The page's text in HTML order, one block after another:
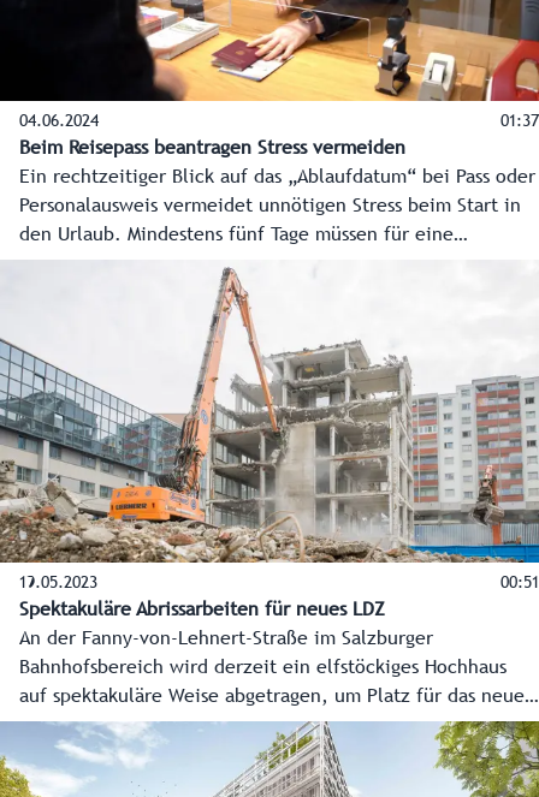
04.06.2024 01:37
Beim Reisepass beantragen Stress vermeiden
Ein rechtzeitiger Blick auf das „Ablaufdatum“ bei Pass oder
Personalausweis vermeidet unnötigen Stress beim Start in
den Urlaub. Mindestens fünf Tage müssen für eine
Neuausstellung veranschlagt werden. Bei einem großen
Ansturm verlängert sich dieser Zeitraum. Hier die
wichtigsten Tipps für die Antragstellung in den
Bezirkshauptmannschaften, im Magistrat der Stadt Salzburg
oder auch in manchen Gemeindeämtern.
19.05.2023 00:51
Spektakuläre Abrissarbeiten für neues LDZ
An der Fanny-von-Lehnert-Straße im Salzburger
Bahnhofsbereich wird derzeit ein elfstöckiges Hochhaus
auf spektakuläre Weise abgetragen, um Platz für das neue
Landesdienstleistungszentrum zu schaffen. Dafür wurden
auch eigens zwei rund fünf Tonnen schwere Bagger von
einem Spezialkran auf das oberste Geschoß gehoben.